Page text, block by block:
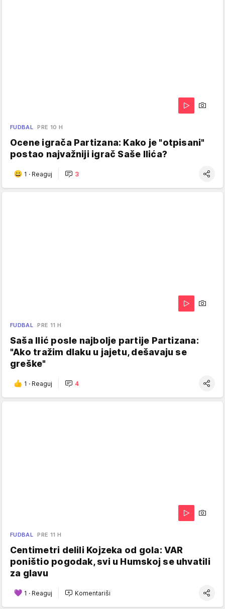
FUDBAL PRE 10 H
Ocene igrača Partizana: Kako je "otpisani"
postao najvažniji igrač Saše Ilića?
1 · Reaguj 3
FUDBAL PRE 11 H
Saša Ilić posle najbolje partije Partizana:
"Ako tražim dlaku u jajetu, dešavaju se
greške"
1 · Reaguj 4
FUDBAL PRE 11 H
Centimetri delili Kojzeka od gola: VAR
poništio pogodak, svi u Humskoj se uhvatili
za glavu
1 · Reaguj Komentariši